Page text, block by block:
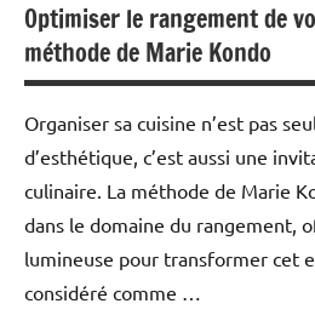
Optimiser le rangement de
méthode de Marie Kondo
Organiser sa cuisine n’est pas
d’esthétique, c’est aussi une
culinaire. La méthode de Marie
dans le domaine du rangement,
lumineuse pour transformer cet
considéré comme …